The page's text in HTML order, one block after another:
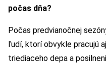
počas dňa?
Počas predvianočnej
ľudí, ktorí obvykle pracujú
triediaceho depa a